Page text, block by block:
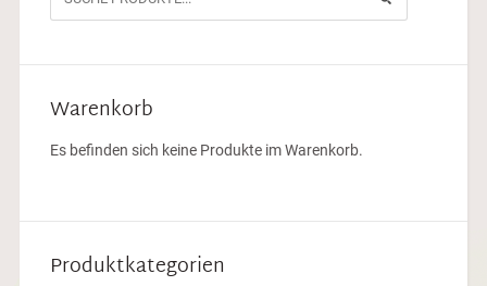
Warenkorb
Es befinden sich keine Produkte im Warenkorb.
Produktkategorien